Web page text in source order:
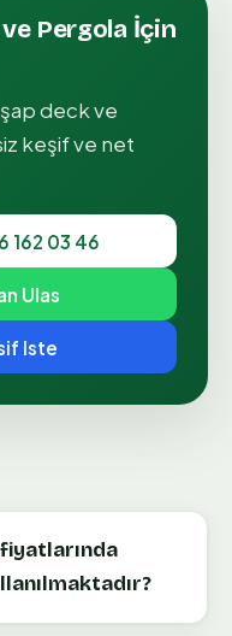
Pergolaİçin
deck ve
keşif ve net
162 03 46
Ulas
Iste